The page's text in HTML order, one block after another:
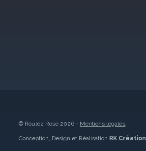
© Roulez Rose 2026 - Mentions légales
Conception, Design et Réalisation RK Création